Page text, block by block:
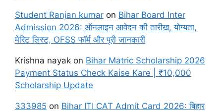
Student Ranjan kumar on Bihar Board Inter
Admission 2026: ऑनलाइन आवेदन की तारीख, योग्यता,
मेरिट लिस्ट, OFSS फॉर्म और पूरी जानकारी
Krishna nayak on Bihar Matric Scholarship 2026
Payment Status Check Kaise Kare | ₹10,000
Scholarship Update
333985 on Bihar ITI CAT Admit Card 2026: बिहार